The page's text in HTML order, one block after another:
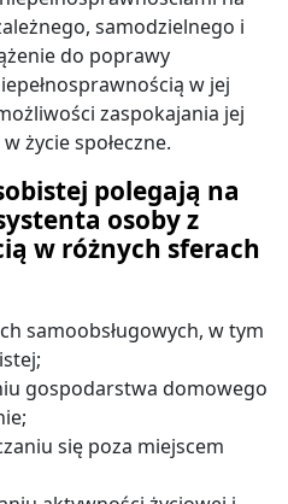
samodzielnego i
do poprawy
w jej
zaspokajania jej
życie społeczne.
polegają na
osoby z
w różnych sferach
samoobsługowych, w tym
gospodarstwa domowego
się poza miejscem